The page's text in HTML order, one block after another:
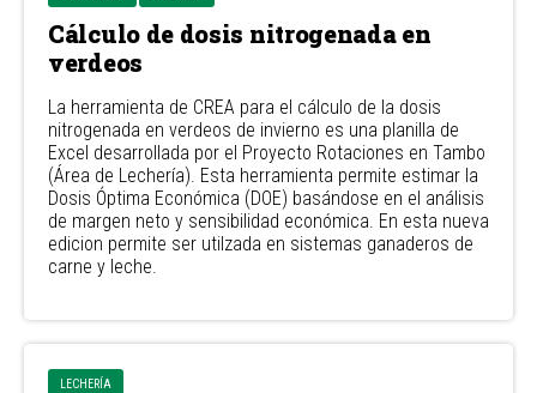
Cálculo de dosis nitrogenada en
verdeos
La herramienta de CREA para el cálculo de la dosis
nitrogenada en verdeos de invierno es una planilla de
Excel desarrollada por el Proyecto Rotaciones en Tambo
(Área de Lechería). Esta herramienta permite estimar la
Dosis Óptima Económica (DOE) basándose en el análisis
de margen neto y sensibilidad económica. En esta nueva
edicion permite ser utilzada en sistemas ganaderos de
carne y leche.
LECHERÍA